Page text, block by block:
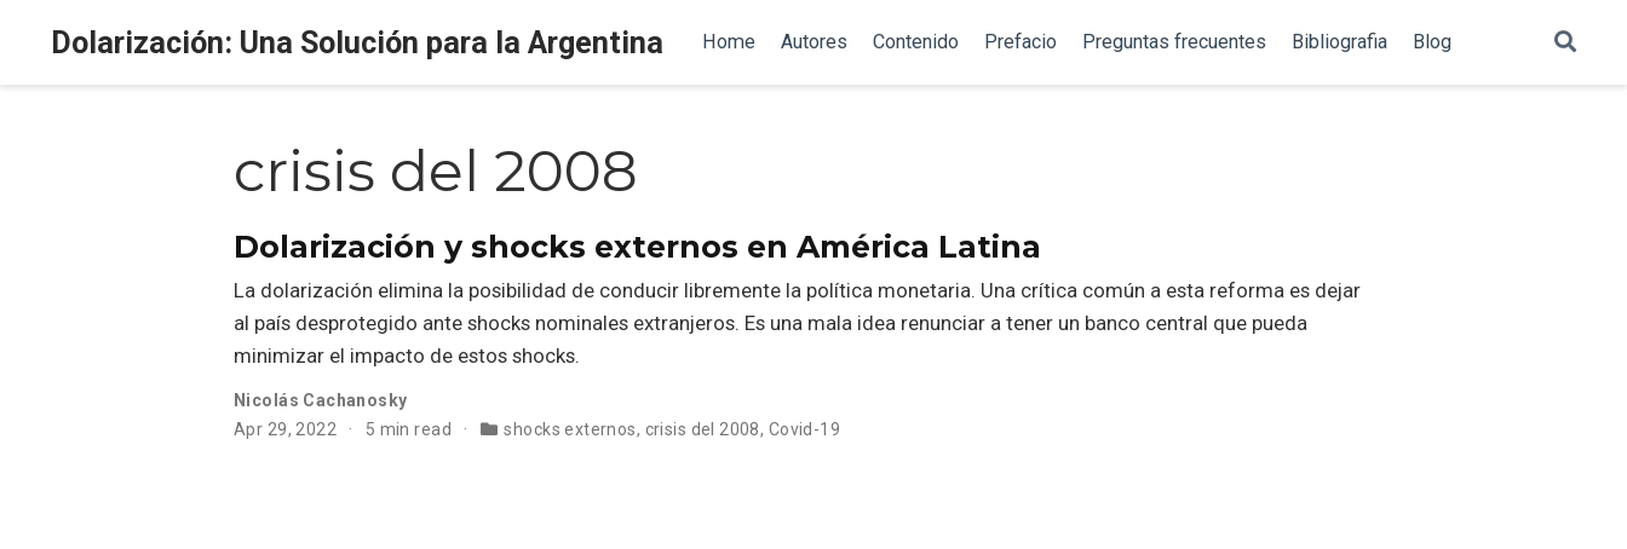
Dolarización: Una Solución para la Argentina Home Autores Contenido Prefacio Preguntas frecuentes Bibliografia Blog
crisis del 2008
Dolarización y shocks externos en América Latina
La dolarización elimina la posibilidad de conducir libremente la política monetaria. Una crítica común a esta reforma es dejar
al país desprotegido ante shocks nominales extranjeros. Es una mala idea renunciar a tener un banco central que pueda
minimizar el impacto de estos shocks.
Nicolás Cachanosky
Apr 29, 2022
5 min read shocks externos, crisis del 2008, Covid-19